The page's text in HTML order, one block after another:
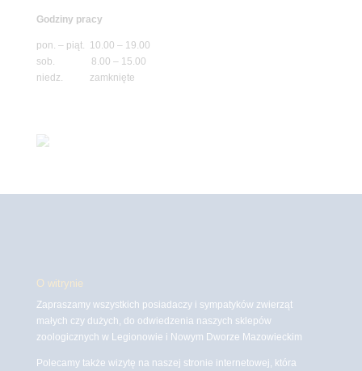
Godziny pracy
pon. – piąt. 10.00 – 19.00
sob. 8.00 – 15.00
niedz. zamknięte
O witrynie
Zapraszamy wszystkich posiadaczy i sympatyków zwierząt
małych czy dużych, do odwiedzenia naszych sklepów
zoologicznych w Legionowie i Nowym Dworze Mazowieckim
Polecamy także wizytę na naszej stronie internetowej, która